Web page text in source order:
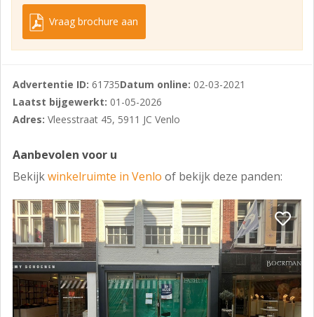
Vraag brochure aan
Advertentie ID: 61735Datum online: 02-03-2021
Laatst bijgewerkt: 01-05-2026
Adres: Vleesstraat 45, 5911 JC Venlo
Aanbevolen voor u
Bekijkwinkelruimte in Venlo of bekijk deze panden: